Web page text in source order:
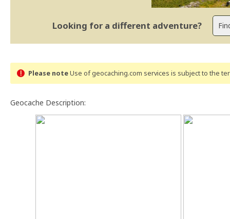
Looking for a different adventure?
Please noteUse of geocaching.com services is subject to the
Geocache Description: